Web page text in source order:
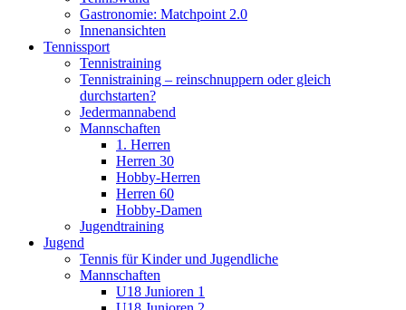
Gastronomie: Matchpoint 2.0
Innenansichten
Tennissport
Tennistraining
Tennistraining – reinschnuppern oder gleich
durchstarten?
Jedermannabend
Mannschaften
1. Herren
Herren 30
Hobby-Herren
Herren 60
Hobby-Damen
Jugendtraining
Jugend
Tennis für Kinder und Jugendliche
Mannschaften
U18 Junioren 1